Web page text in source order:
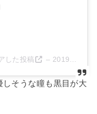
した投稿 – 2019年12月月20日午前6時54分PST
そうな瞳も黒目が大